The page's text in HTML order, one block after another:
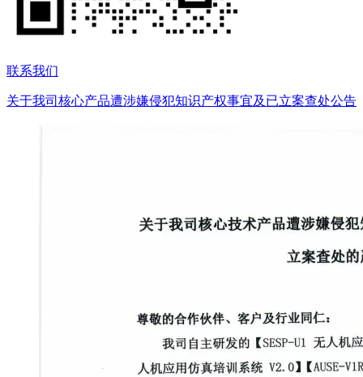
联系我们
关于我司核心产品遭涉嫌侵犯知识产权事宜及已立案查处公告